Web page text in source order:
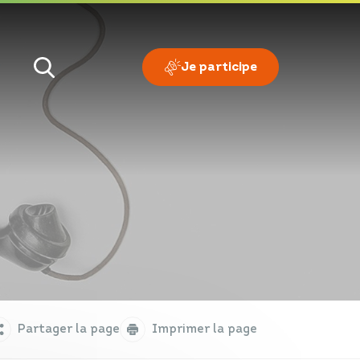
Je participe
Partager la page Imprimer la page